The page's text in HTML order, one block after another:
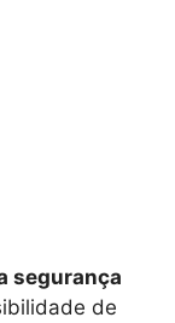
segurança
de